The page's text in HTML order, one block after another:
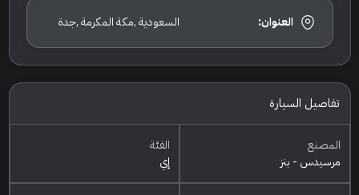
العنوان: السعودية ,مكة المكرمة ,جدة
تفاصيل السيارة
المصنع
مرسيدس - بنز
الفئة
إي